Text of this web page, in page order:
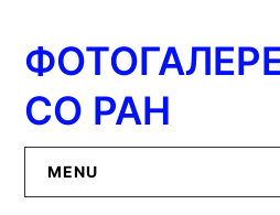
содержимому
СО РАН
MENU